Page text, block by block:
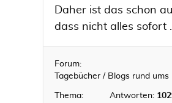
Daher ist das schon
dass nicht alles sofort
Forum:
Tagebücher / Blogs rund
Thema:
Antworten: